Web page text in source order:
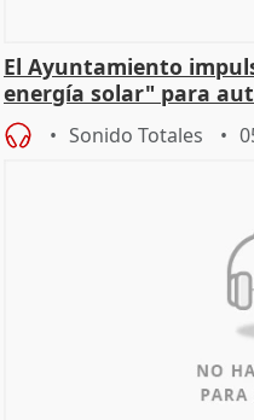
El Ayuntamiento
energía solar" para
Sonido Totales